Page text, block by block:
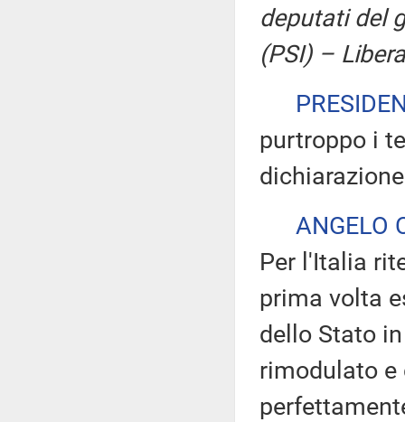
deputati del
(PSI) –
purtroppo i
ANGELO
Per l'Italia
prima volta
dello Stato
rimodulato e